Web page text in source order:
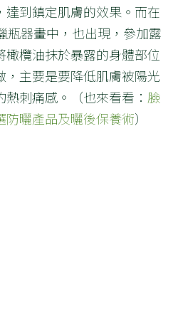
達到鎮定肌膚的效果。而在
瓶器畫中，也出現，參加露
橄欖油抹於暴露的身體部位
，主要是要降低肌膚被陽光
刺痛感。（也來看看： 臉
防曬產品及曬後保養術）